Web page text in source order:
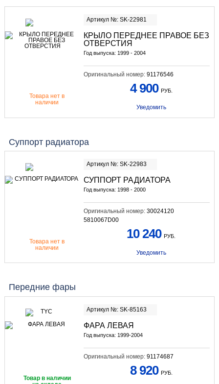
Артикул №: SK-22981
КРЫЛО ПЕРЕДНЕЕ ПРАВОЕ БЕЗ
ОТВЕРСТИЯ
Год выпуска: 1999 - 2004
Оригинальный номер: 91176546
Товара нет в
наличии
4 900 РУБ.
Уведомить
Суппорт радиатора
Артикул №: SK-22983
СУППОРТ РАДИАТОРА
Год выпуска: 1998 - 2000
Оригинальный номер: 30024120
5810067D00
Товара нет в
наличии
10 240 РУБ.
Уведомить
Передние фары
Артикул №: SK-85163
ФАРА ЛЕВАЯ
Год выпуска: 1999-2004
Оригинальный номер: 91174687
Товар в наличии
8 920 РУБ.